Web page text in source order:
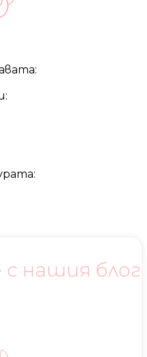
нашия блог